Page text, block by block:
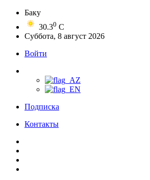
Баку
30.30 C
Суббота, 8 август 2026
Войти
Подписка
Контакты